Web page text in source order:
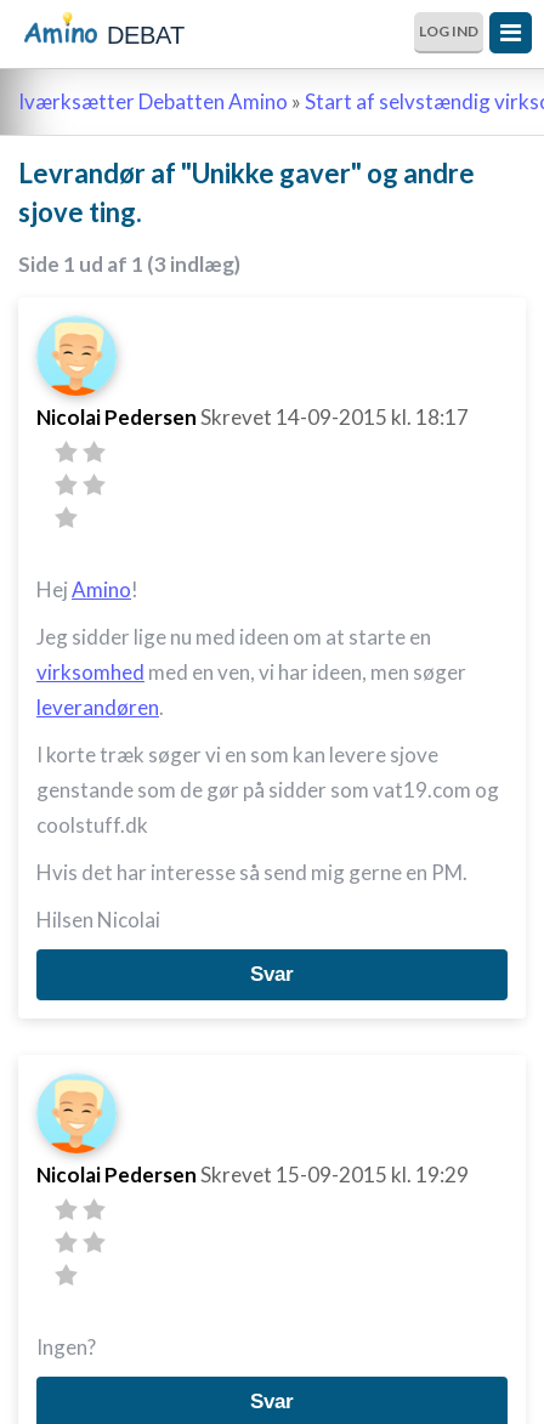
DEBAT LOG IND
Iværksætter Debatten Amino »Start af selvstændig
Levrandør af "Unikke gaver" og andre
sjove ting.
Side 1 ud af 1 (3 indlæg)
Nicolai PedersenSkrevet 14-09-2015 kl. 18:17
HejAmino!
Jeg sidder lige nu med ideen om at starte en
virksomhed med en ven, vi har ideen, men søger
leverandøren.
I korte træk søger vi en som kan levere sjove
genstande som de gør på sidder som vat19.com og
coolstuff.dk
Hvis det har interesse så send mig gerne en PM.
Hilsen Nicolai
Svar
Nicolai PedersenSkrevet 15-09-2015 kl. 19:29
Ingen?
Svar